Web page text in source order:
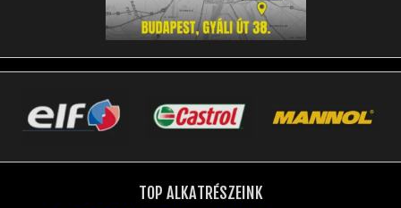
TOP ALKATRÉSZEINK